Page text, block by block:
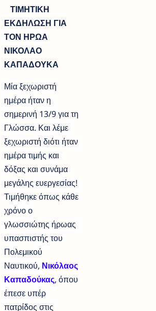
ΤΙΜΗΤΙΚΗ
ΕΚΔΗΛΩΣΗ ΓΙΑ
ΤΟΝ ΗΡΩΑ
ΝΙΚΟΛΑΟ
ΚΑΠΑΔΟΥΚΑ
Μία ξεχωριστή
ημέρα ήταν η
σημερινή 13/9 για τη
Γλώσσα. Και λέμε
ξεχωριστή διότι ήταν
ημέρα τιμής και
δόξας και συνάμα
μεγάλης ευεργεσίας!
Τιμήθηκε όπως κάθε
χρόνο ο
γλωσσιώτης ήρωας
υπασπιστής του
Πολεμικού
Ναυτικού, Νικόλαος
Καπαδούκας, όπου
έπεσε υπέρ
πατρίδος στις